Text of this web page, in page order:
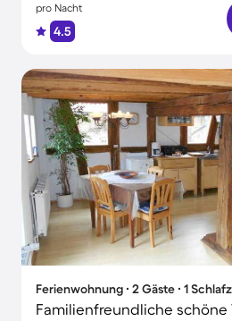
pro Nacht
4.5
Ferienwohnung ∙ 2 Gäste ∙ 1